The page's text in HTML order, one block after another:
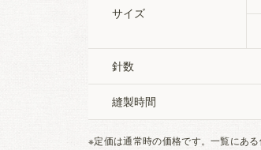
サイズ
針数
縫製時間
※定価は通常時の価格です。一覧にあ